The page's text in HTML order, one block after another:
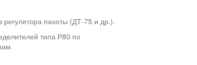
регулятора пахоты (ДТ-75 и др.).
типа Р80 по